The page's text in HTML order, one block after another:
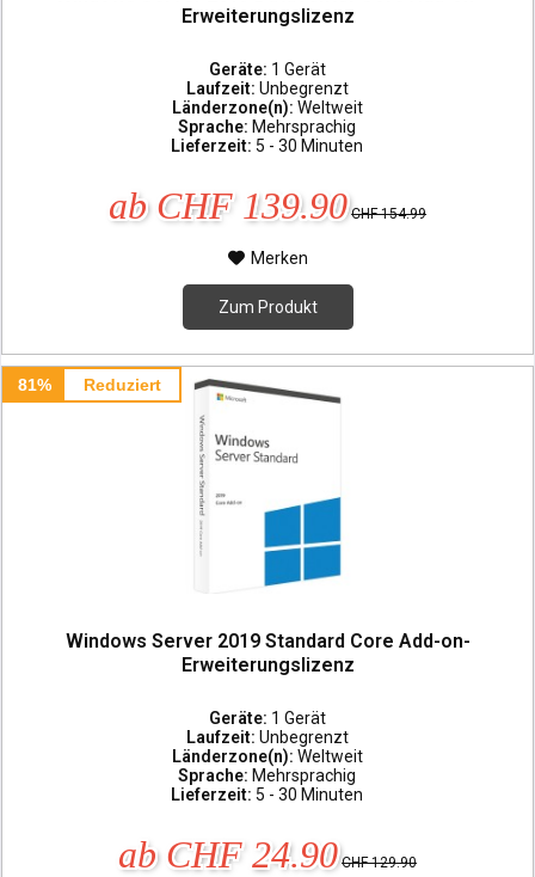
Erweiterungslizenz
Geräte: 1 Gerät
Laufzeit: Unbegrenzt
Länderzone(n): Weltweit
Sprache: Mehrsprachig
Lieferzeit: 5 - 30 Minuten
ab CHF 139.90 CHF 154.99
Merken
Zum Produkt
81% Reduziert
Windows Server 2019 Standard Core Add-on-
Erweiterungslizenz
Geräte: 1 Gerät
Laufzeit: Unbegrenzt
Länderzone(n): Weltweit
Sprache: Mehrsprachig
Lieferzeit: 5 - 30 Minuten
ab CHF 24.90 CHF 129.90